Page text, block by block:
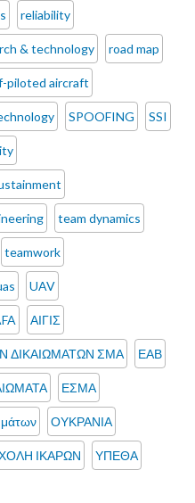
reliability
& technology road map
piloted aircraft
SPOOFING SSI
team dynamics
teamwork
UAV
ΑΙΓΙΣ
ΔΙΚΑΙΩΜΑΤΩΝ ΣΜΑ ΕΑΒ
ΕΣΜΑ
ΟΥΚΡΑΝΙΑ
ΙΚΑΡΩΝ ΥΠΕΘΑ